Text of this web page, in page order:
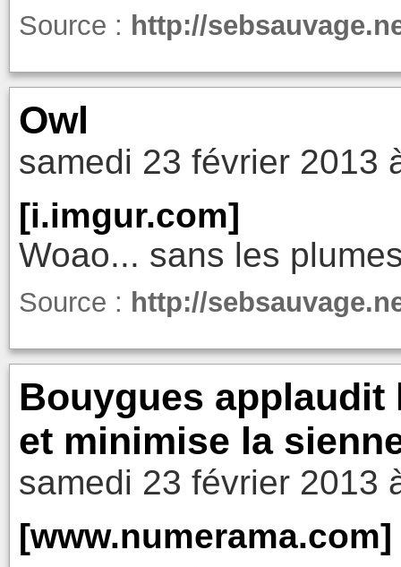
Source : http://
Owl
samedi 23 février 2013
[i.imgur.com]
Woao... sans les
Source : http://
Bouygues applaudit
et minimise la
samedi 23 février 2013
[www.numerama.com]